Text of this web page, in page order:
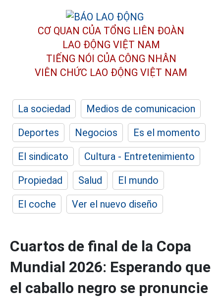
CƠ QUAN CỦA TỔNG LIÊN ĐOÀN
LAO ĐỘNG VIỆT NAM
TIẾNG NÓI CỦA CÔNG NHÂN
VIÊN CHỨC LAO ĐỘNG VIỆT NAM
La sociedad
Medios de comunicacion
Deportes
Negocios
Es el momento
El sindicato
Cultura - Entretenimiento
Propiedad
Salud
El mundo
El coche
Ver el nuevo diseño
Cuartos de final de la Copa
Mundial 2026: Esperando que
el caballo negro se pronuncie